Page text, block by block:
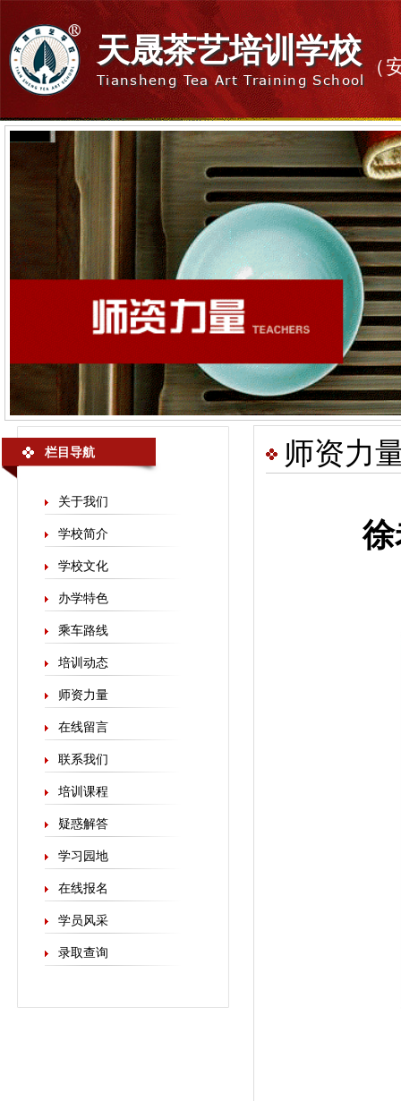
天晟茶艺培训学校
Tiansheng Tea Art Training School
（
栏目导航
关于我们
学校简介
学校文化
办学特色
乘车路线
培训动态
师资力量
在线留言
联系我们
培训课程
疑惑解答
学习园地
在线报名
学员风采
录取查询
师资力